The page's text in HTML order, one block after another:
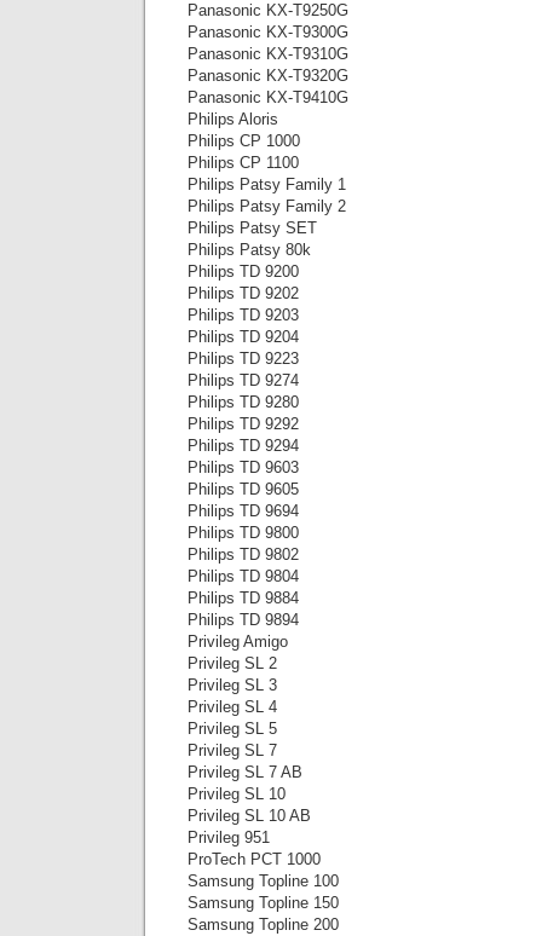
Panasonic KX-T9250G
Panasonic KX-T9300G
Panasonic KX-T9310G
Panasonic KX-T9320G
Panasonic KX-T9410G
Philips Aloris
Philips CP 1000
Philips CP 1100
Philips Patsy Family 1
Philips Patsy Family 2
Philips Patsy SET
Philips Patsy 80k
Philips TD 9200
Philips TD 9202
Philips TD 9203
Philips TD 9204
Philips TD 9223
Philips TD 9274
Philips TD 9280
Philips TD 9292
Philips TD 9294
Philips TD 9603
Philips TD 9605
Philips TD 9694
Philips TD 9800
Philips TD 9802
Philips TD 9804
Philips TD 9884
Philips TD 9894
Privileg Amigo
Privileg SL 2
Privileg SL 3
Privileg SL 4
Privileg SL 5
Privileg SL 7
Privileg SL 7 AB
Privileg SL 10
Privileg SL 10 AB
Privileg 951
ProTech PCT 1000
Samsung Topline 100
Samsung Topline 150
Samsung Topline 200